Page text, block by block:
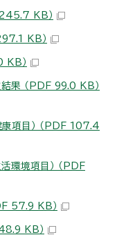
KB）
KB）
）
果 （PDF 99.0 KB）
項目） （PDF 107.4
環境項目） （PDF
57.9 KB）
KB）